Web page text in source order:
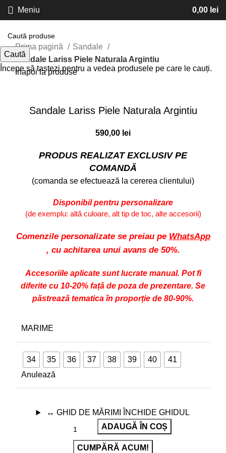
Meniu 0,00 lei
Prima pagină
Sandale
Sandale Lariss Piele Naturala Argintiu
Inapoi la produse
Sandale Lariss Piele Naturala Argintiu
590,00 lei
PRODUS REALIZAT EXCLUSIV PE
COMANDĂ
(comanda se efectuează la cererea clientului)
Disponibil pentru personalizare
(de exemplu: altă culoare, alt tip de toc, alte accesorii)
Comenzile personalizate se preiau pe WhatsApp
, cu achitarea unui avans de 50%.
Accesoriile aplicate sunt lucrate manual. Pot fi
diferite cu 10-20% față de poza de prezentare. Se
păstrează tematica în proporție de 80-90%.
MARIME
34 35 36 37 38 39 40
41
Anulează
↔ GHID DE MĂRIMI
ÎNCHIDE GHIDUL
ADAUGĂ ÎN COȘ
CUMPĂRĂ ACUM!
Caută
Începe să tastezi pentru a vedea produsele pe care le cauți.